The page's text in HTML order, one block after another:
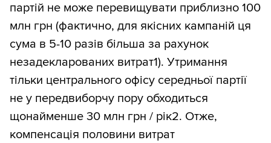
партій не може перевищувати приблизно 100
млн грн (фактично, для якісних кампаній ця
сума в 5-10 разів більша за рахунок
незадекларованих витрат1). Утримання
тільки центрального офісу середньої партії
не у передвиборчу пору обходиться
щонайменше 30 млн грн / рік2. Отже,
компенсація половини витрат